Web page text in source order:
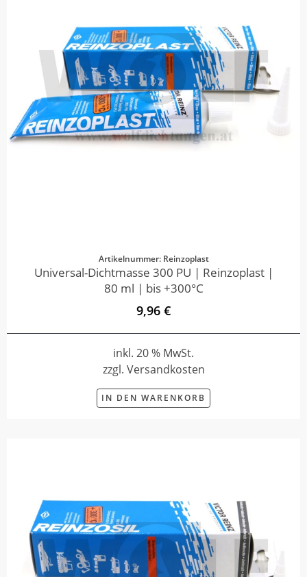
Artikelnummer: Reinzoplast
Universal-Dichtmasse 300 PU | Reinzoplast |
80 ml | bis +300°C
9,96 €
inkl. 20 % MwSt.
zzgl. Versandkosten
IN DEN WARENKORB